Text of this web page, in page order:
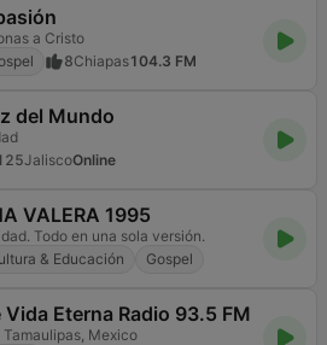
a Cristo
8Chiapas104.3 FM
del Mundo
JaliscoOnline
VALERA 1995
Todo en una sola versión.
& Educación Gospel
Vida Eterna Radio 93.5 FM
Mexico